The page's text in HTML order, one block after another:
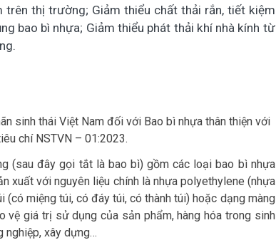
thị trường; Giảm thiểu chất thải rắn, tiết kiệm
bao bì nhựa; Giảm thiểu phát thải khí nhà kính từ
sinh thái Việt Nam đối với Bao bì nhựa thân thiện với
chí NSTVN – 01:2023.
(sau đây gọi tắt là bao bì) gồm các loại bao bì nhựa
xuất với nguyên liệu chính là nhựa polyethylene (nhựa
miệng túi, có đáy túi, có thành túi) hoặc dạng màng
vệ giá trị sử dụng của sản phẩm, hàng hóa trong sinh
nghiệp, xây dựng…